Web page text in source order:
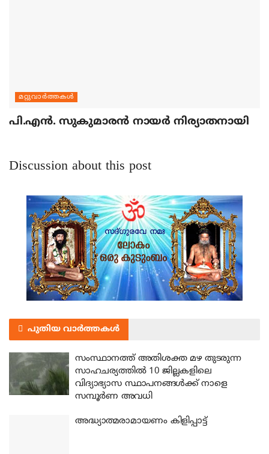
മറ്റുവാര്‍ത്തകള്‍
പി.എന്‍. സുകുമാരന്‍ നായര്‍ നിര്യാതനായി
Discussion about this post
പുതിയ വാർത്തകൾ
സംസ്ഥാനത്ത് അതിശക്ത മഴ തുടരുന്ന
സാഹചര്യത്തിൽ 10 ജില്ലകളിലെ
വിദ്യാഭ്യാസ സ്ഥാപനങ്ങൾക്ക് നാളെ
സമ്പൂർണ അവധി
അദ്ധ്യാത്മരാമായണം കിളിപ്പാട്ട്